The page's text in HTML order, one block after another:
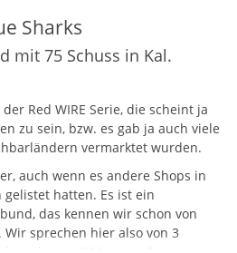
Sharks
mit 75 Schuss in Kal.
Red WIRE Serie, die scheint ja
zu sein, bzw. es gab ja auch viele
vermarktet wurden.
auch wenn es andere Shops in
hatten. Es ist ein
das kennen wir schon von
sprechen hier also von 3